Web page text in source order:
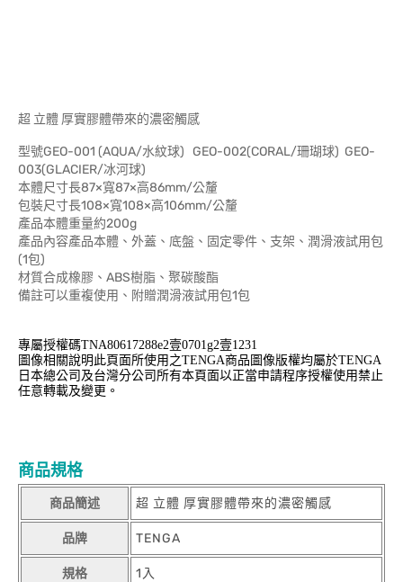
超 立體 厚實膠體帶來的濃密觸感
型號GEO-001 (AQUA/水紋球) GEO-002(CORAL/珊瑚球) GEO-
003(GLACIER/冰河球)
本體尺寸長87×寬87×高86mm/公釐
包裝尺寸長108×寬108×高106mm/公釐
產品本體重量約200g
產品內容產品本體、外蓋、底盤、固定零件、支架、潤滑液試用包
(1包)
材質合成橡膠、ABS樹脂、聚碳酸酯
備註可以重複使用、附贈潤滑液試用包1包
專屬授權碼TNA80617288e2壹0701g2壹1231
圖像相關說明此頁面所使用之TENGA商品圖像版權均屬於TENGA
日本總公司及台灣分公司所有本頁面以正當申請程序授權使用禁止
任意轉載及變更。
商品規格
商品簡述 超 立體 厚實膠體帶來的濃密觸感
品牌 TENGA
規格 1入